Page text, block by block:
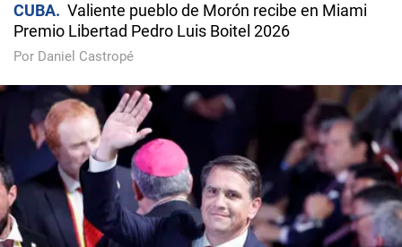
CUBA
Valiente pueblo de Morón recibe en Miami
Premio Libertad Pedro Luis Boitel 2026
Por Daniel Castropé